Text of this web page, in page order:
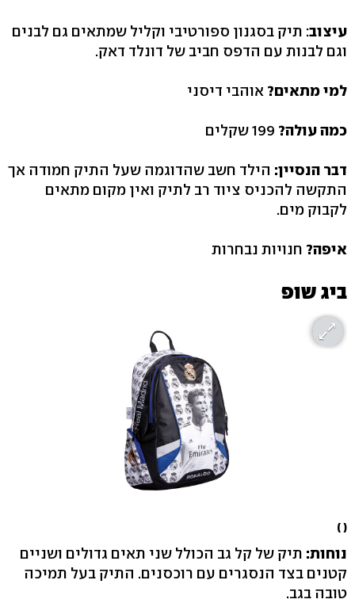
עיצוב: תיק בסגנון ספורטיבי וקליל שמתאים גם לבנים
וגם לבנות עם הדפס חביב של דונלד דאק.
למי מתאים? אוהבי דיסני
כמה עולה?
דבר הנסיין: הילד חשב שהדוגמה שעל התיק חמודה אך
התקשה להכניס ציוד רב לתיק ואין מקום מתאים
לקבוק מים.
איפה? חנויות נבחרות
ביג שופ
( )
נוחות: תיק של קל גב הכולל שני תאים גדולים ושניים
קטנים בצד הנסגרים עם רוכסנים. התיק בעל תמיכה
טובה בגב.